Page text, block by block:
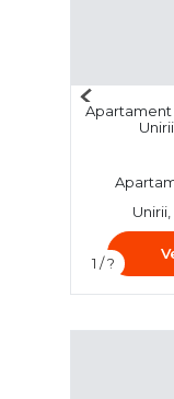
1 / ?
Apartament